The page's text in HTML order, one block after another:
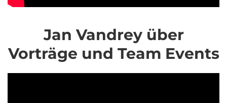
Jan Vandrey über
Vorträge und Team Events